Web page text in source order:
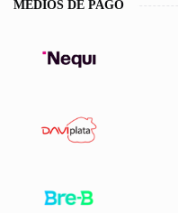
MEDIOS DE PAGO